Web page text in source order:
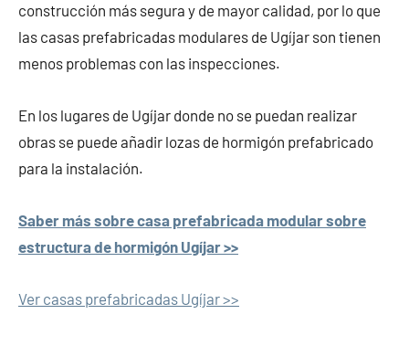
construcción más segura y de mayor calidad, por lo que
las casas prefabricadas modulares de Ugíjar son tienen
menos problemas con las inspecciones.
En los lugares de Ugíjar donde no se puedan realizar
obras se puede añadir lozas de hormigón prefabricado
para la instalación.
Saber más sobre casa prefabricada modular sobre
estructura de hormigón Ugíjar >>
Ver casas prefabricadas Ugíjar >>